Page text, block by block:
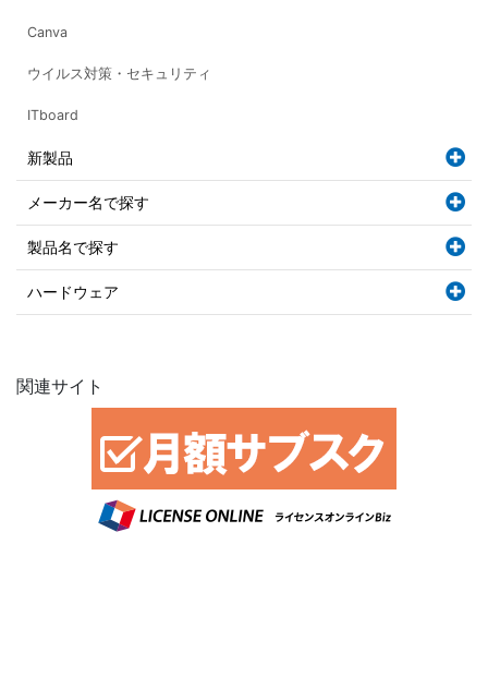
Canva
ウイルス対策・セキュリティ
ITboard
新製品
メーカー名で探す
製品名で探す
ハードウェア
関連サイト